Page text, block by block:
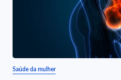
Saúde da mulher